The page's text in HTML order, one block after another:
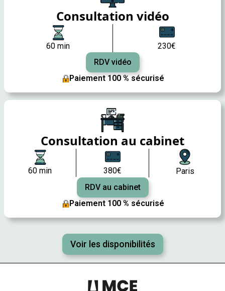
Consultation vidéo
60 min
230€
RDV vidéo
Paiement 100 % sécurisé
Consultation au cabinet
60 min 380€
Paris
RDV au cabinet
Paiement 100 % sécurisé
Voir les disponibilités